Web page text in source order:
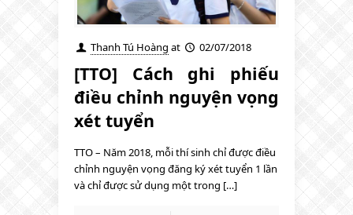
Thanh Tú Hoàng at 02/07/2018
[TTO] Cách ghi phiếu
điều chỉnh nguyện vọng
xét tuyển
TTO – Năm 2018, mỗi thí sinh chỉ được điều
chỉnh nguyện vọng đăng ký xét tuyển 1 lần
và chỉ được sử dụng một trong […]